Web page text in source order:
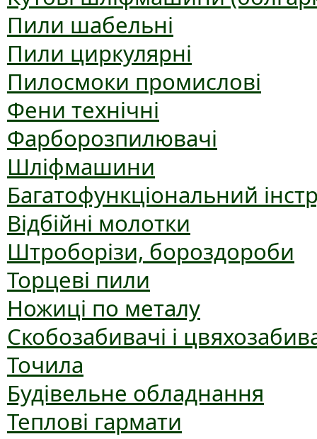
Пили шабельні
Пили циркулярні
Пилосмоки промислові
Фени технічні
Фарборозпилювачі
Шліфмашини
Багатофункціональний
Відбійні молотки
Штроборізи, бороздороби
Торцеві пили
Ножиці по металу
Скобозабивачі і
Точила
Будівельне обладнання
Теплові гармати